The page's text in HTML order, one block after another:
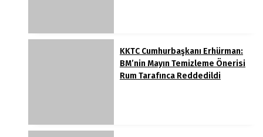
KKTC Cumhurbaşkanı Erhürman:
BM’nin Mayın Temizleme Önerisi
Rum Tarafınca Reddedildi